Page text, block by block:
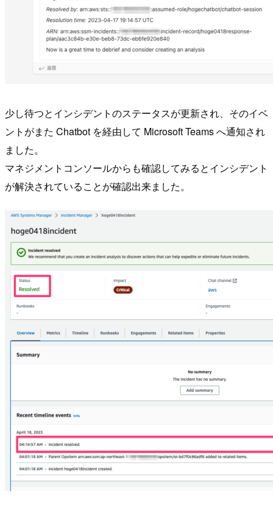
少し待つとインシデントのステータスが更新され、そのイベ
ントがまた Chatbot を経由して Microsoft Teams へ通知され
ました。
マネジメントコンソールからも確認してみるとインシデント
が解決されていることが確認出来ました。